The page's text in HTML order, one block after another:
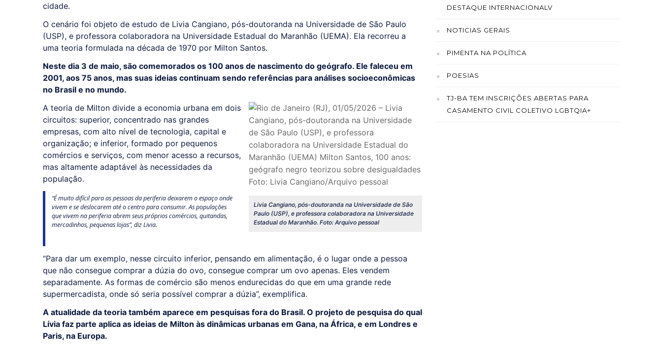
cidade.
O cenário foi objeto de estudo de Livia Cangiano, pós-doutoranda na Universidade de São Paulo
(USP), e professora colaboradora na Universidade Estadual do Maranhão (UEMA). Ela recorreu a
uma teoria formulada na década de 1970 por Milton Santos.
Neste dia 3 de maio, são comemorados os 100 anos de nascimento do geógrafo. Ele faleceu em
2001, aos 75 anos, mas suas ideias continuam sendo referências para análises socioeconômicas
no Brasil e no mundo.
Livia Cangiano, pós-doutoranda na Universidade de São
Paulo (USP), e professora colaboradora na Universidade
Estadual do Maranhão. Foto: Arquivo pessoal
A teoria de Milton divide a economia urbana em dois
circuitos: superior, concentrado nas grandes
empresas, com alto nível de tecnologia, capital e
organização; e inferior, formado por pequenos
comércios e serviços, com menor acesso a recursos,
mas altamente adaptável às necessidades da
população.
“É muito difícil para as pessoas da periferia deixarem o espaço onde
vivem e se deslocarem até o centro para consumir. As populações
que vivem na periferia abrem seus próprios comércios, quitandas,
mercadinhos, pequenas lojas”, diz Livia.
“Para dar um exemplo, nesse circuito inferior, pensando em alimentação, é o lugar onde a pessoa
que não consegue comprar a dúzia do ovo, consegue comprar um ovo apenas. Eles vendem
separadamente. As formas de comércio são menos endurecidas do que em uma grande rede
supermercadista, onde só seria possível comprar a dúzia”, exemplifica.
A atualidade da teoria também aparece em pesquisas fora do Brasil. O projeto de pesquisa do qual
Lívia faz parte aplica as ideias de Milton às dinâmicas urbanas em Gana, na África, e em Londres e
Paris, na Europa.
DESTAQUE INTERNACIONALV
NOTICIAS GERAIS
PIMENTA NA POLÍTICA
POESIAS
TJ-BA TEM INSCRIÇÕES ABERTAS PARA
CASAMENTO CIVIL COLETIVO LGBTQIA+